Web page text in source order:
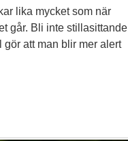
lika mycket som när
går. Bli inte stillasittande
att man blir mer alert